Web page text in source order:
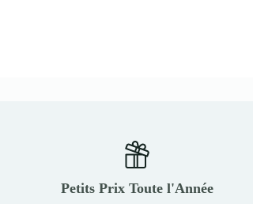
Petits Prix Toute l'Année